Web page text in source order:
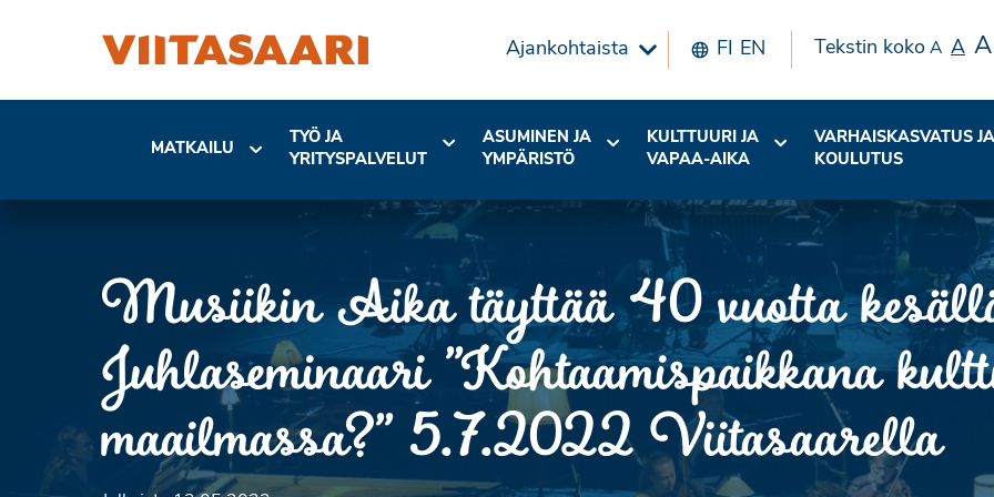
Ajankohtaista FI EN Tekstin koko A A A
MATKAILU
TYÖ JA
YRITYSPALVELUT
ASUMINEN JA
YMPÄRISTÖ
KULTTUURI JA
VAPAA-AIKA
VARHAISKASVATUS JA
KOULUTUS
Musiikin Aika täyttää 40 vuotta
Juhlaseminaari ”Kohtaamispaikkana
maailmassa?” 5.7.2022 Viitasaarella